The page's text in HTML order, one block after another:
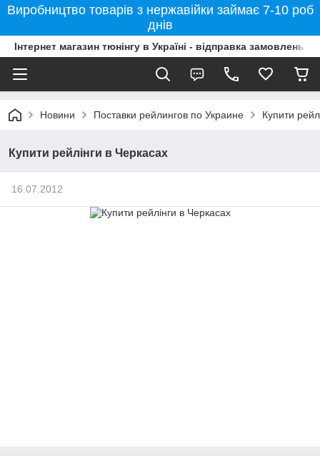
Виробництво товарів з нержавійки займає 7-10 роб
днів
Інтернет магазин тюнінгу в Україні - відправка замовлень
Новини Поставки рейлингов по Украине Купити
Купити рейлінги в Черкасах
16.07.2012